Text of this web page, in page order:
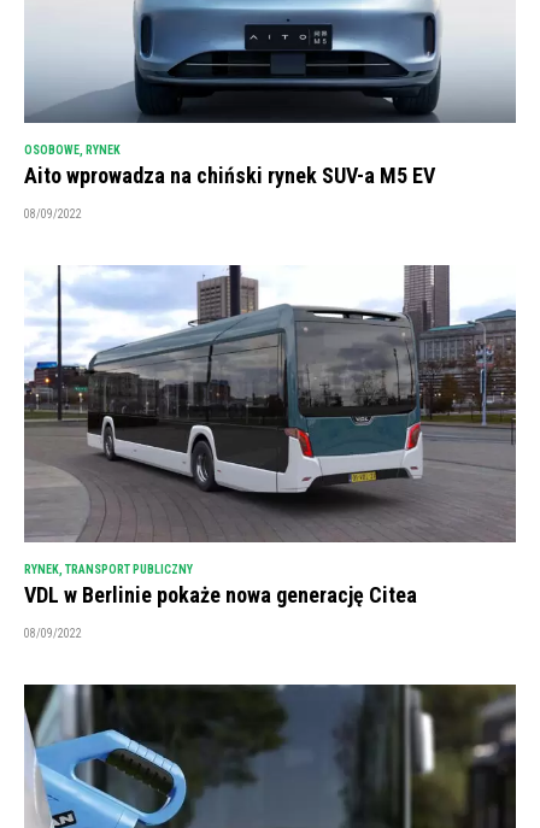
OSOBOWE, RYNEK
Aito wprowadza na chiński rynek SUV-a M5 EV
08/09/2022
RYNEK TRANSPORT PUBLICZNY
VDL w Berlinie pokaże nowa generację Citea
08/09/2022